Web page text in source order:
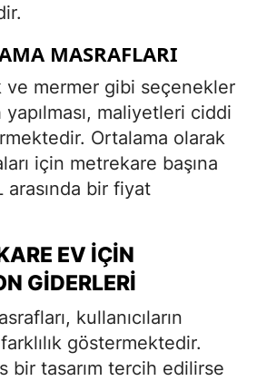
MASRAFLARI
ve mermer gibi seçenekler
yapılması, maliyetleri ciddi
Ortalama olarak
için metrekare başına
arasında bir fiyat
EV İÇIN
GIDERLERI
kullanıcıların
göstermektedir.
bir tasarım tercih edilirse